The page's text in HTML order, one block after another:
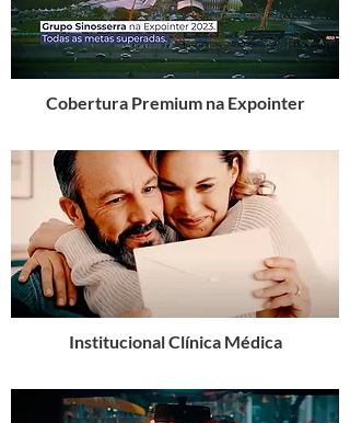
Cobertura Premium na Expointer
Institucional Clínica Médica